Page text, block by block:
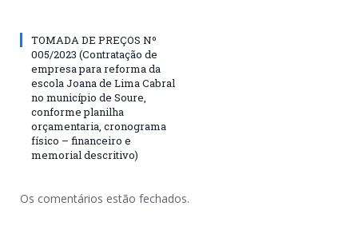
TOMADA DE PREÇOS Nº
005/2023 (Contratação de
empresa para reforma da
escola Joana de Lima Cabral
no município de Soure,
conforme planilha
orçamentaria, cronograma
físico – financeiro e
memorial descritivo)
Os comentários estão fechados.